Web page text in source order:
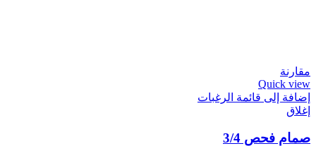
مقارنة
Quick view
إضافة إلى قائمة الرغبات
إغلاق
صمام فحص 3/4